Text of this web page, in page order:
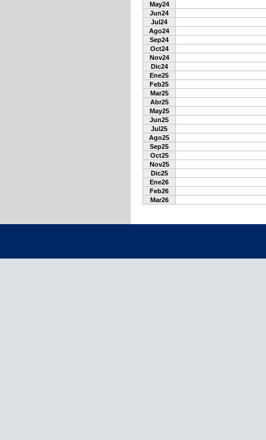
May24
Jun24
Jul24
Ago24
Sep24
Oct24
Nov24
Dic24
Ene25
Feb25
Mar25
Abr25
May25
Jun25
Jul25
Ago25
Sep25
Oct25
Nov25
Dic25
Ene26
Feb26
Mar26